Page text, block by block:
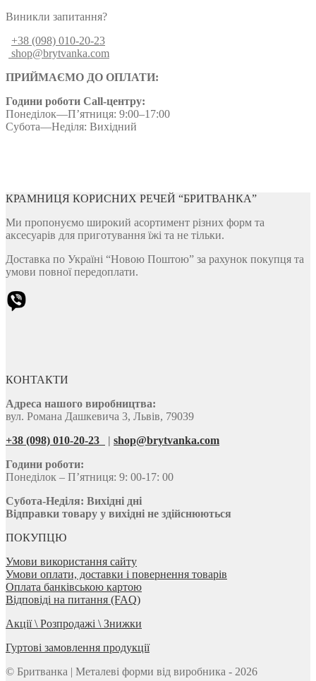
Виникли запитання?
+38 (098) 010-20-23
shop@brytvanka.com
ПРИЙМАЄМО ДО ОПЛАТИ:
Години роботи Call-центру:
Понеділок—П’ятниця: 9:00–17:00
Субота—Неділя: Вихідний
КРАМНИЦЯ КОРИСНИХ РЕЧЕЙ “БРИТВАНКА”
Ми пропонуємо широкий асортимент різних форм та
аксесуарів для приготування їжі та не тільки.
Доставка по Україні “Новою Поштою” за рахунок покупця та
умови повної передоплати.
КОНТАКТИ
Адреса нашого виробництва:
вул. Романа Дашкевича 3, Львів, 79039
+38 (098) 010-20-23
| shop@brytvanka.com
Години роботи:
Понеділок – П’ятниця: 9: 00-17: 00
Субота-Неділя: Вихідні дні
Відправки товару у вихідні не здійснюються
ПОКУПЦЮ
Умови використання сайту
Умови оплати, доставки і повернення товарів
Оплата банківською картою
Відповіді на питання (FAQ)
Акції \ Розпродажі \ Знижки
Гуртові замовлення продукції
© Бритванка | Металеві форми від виробника - 2026